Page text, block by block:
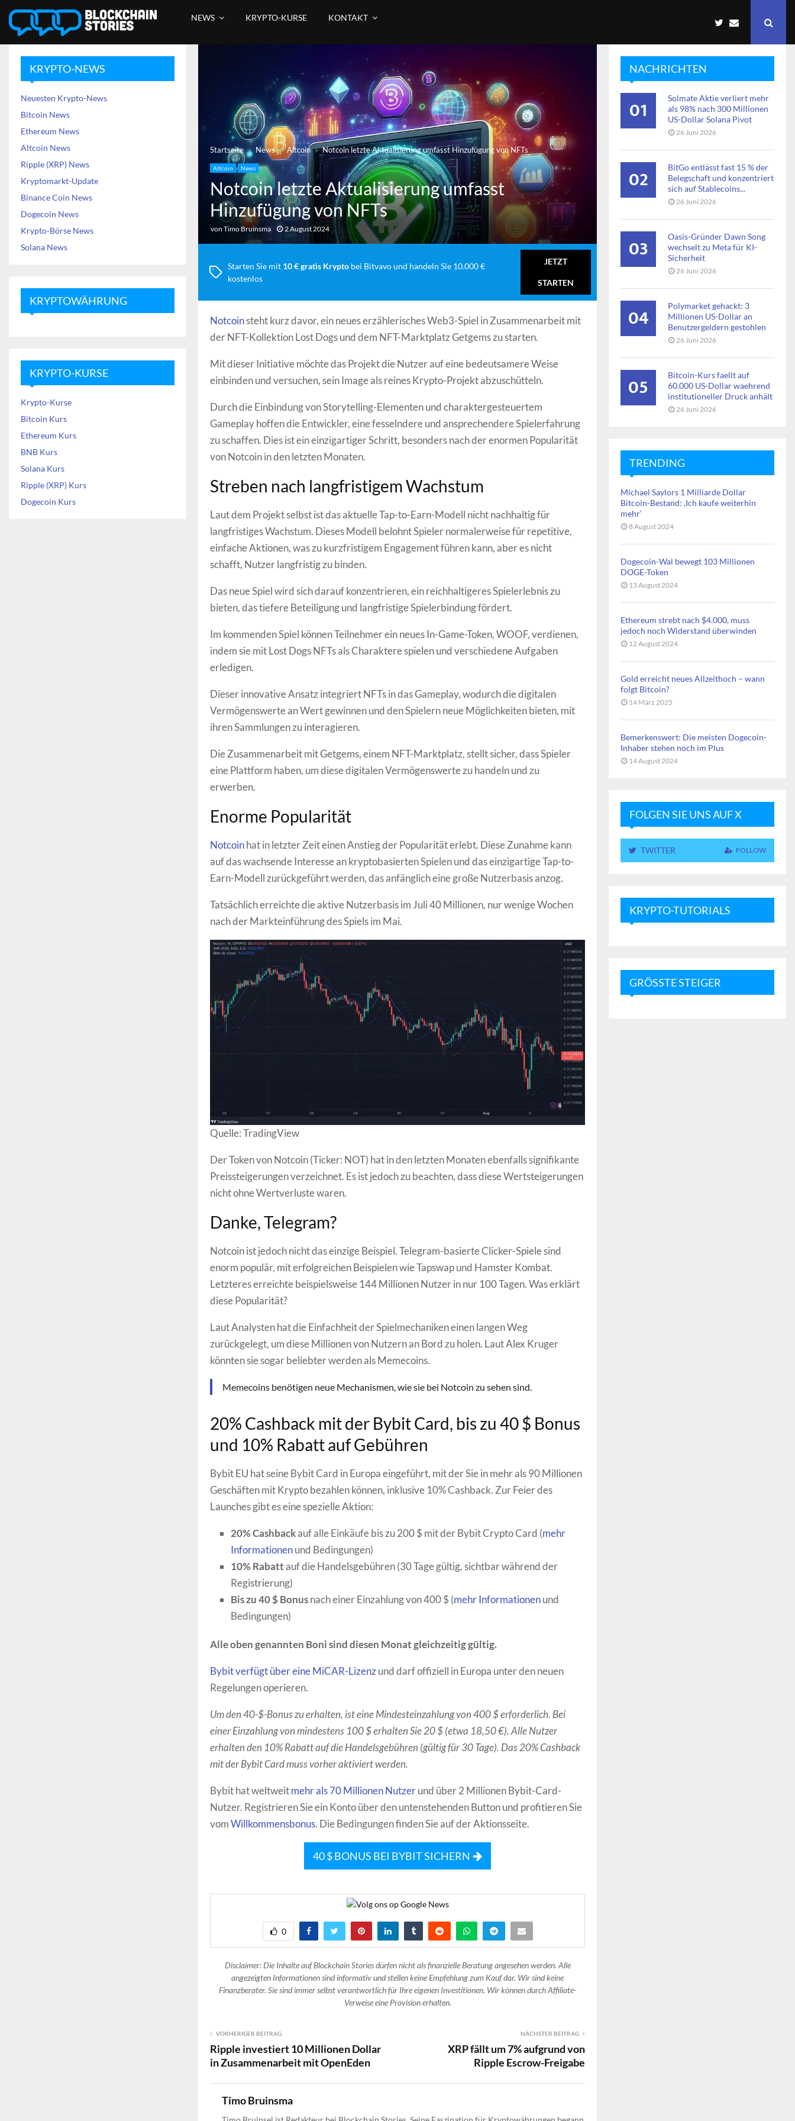
NEWS KRYPTO-KURSE KONTAKT
Startseite News Altcoin Notcoin letzte Aktualisierung umfasst Hinzufügung von NFTs
Altcoin News
Notcoin letzte Aktualisierung umfasst
Hinzufügung von NFTs
von Timo Bruinsma 2 August 2024
Starten Sie mit 10 € gratis Krypto bei Bitvavo und handeln Sie 10.000 €
kostenlos
JETZT
STARTEN
Notcoinsteht kurz davor, ein neues erzählerisches Web3-Spiel in Zusammenarbeit mit
der NFT-Kollektion Lost Dogs und dem NFT-Marktplatz Getgems zu starten.
Mit dieser Initiative möchte das Projekt die Nutzer auf eine bedeutsamere Weise
einbinden und versuchen, sein Image als reines Krypto-Projekt abzuschütteln.
Durch die Einbindung von Storytelling-Elementen und charaktergesteuertem
Gameplay hoffen die Entwickler, eine fesselndere und ansprechendere Spielerfahrung
zu schaffen. Dies ist ein einzigartiger Schritt, besonders nach der enormen Popularität
von Notcoin in den letzten Monaten.
Streben nach langfristigem Wachstum
Laut dem Projekt selbst ist das aktuelle Tap-to-Earn-Modell nicht nachhaltig für
langfristiges Wachstum. Dieses Modell belohnt Spieler normalerweise für repetitive,
einfache Aktionen, was zu kurzfristigem Engagement führen kann, aber es nicht
schafft, Nutzer langfristig zu binden.
Das neue Spiel wird sich darauf konzentrieren, ein reichhaltigeres Spielerlebnis zu
bieten, das tiefere Beteiligung und langfristige Spielerbindung fördert.
Im kommenden Spiel können Teilnehmer ein neues In-Game-Token, WOOF, verdienen,
indem sie mit Lost Dogs NFTs als Charaktere spielen und verschiedene Aufgaben
erledigen.
Dieser innovative Ansatz integriert NFTs in das Gameplay, wodurch die digitalen
Vermögenswerte an Wert gewinnen und den Spielern neue Möglichkeiten bieten, mit
ihren Sammlungen zu interagieren.
Die Zusammenarbeit mit Getgems, einem NFT-Marktplatz, stellt sicher, dass Spieler
eine Plattform haben, um diese digitalen Vermögenswerte zu handeln und zu
erwerben.
Enorme Popularität
Notcoinhat in letzter Zeit einen Anstieg der Popularität erlebt. Diese Zunahme kann
auf das wachsende Interesse an kryptobasierten Spielen und das einzigartige Tap-to-
Earn-Modell zurückgeführt werden, das anfänglich eine große Nutzerbasis anzog.
Tatsächlich erreichte die aktive Nutzerbasis im Juli 40 Millionen, nur wenige Wochen
nach der Markteinführung des Spiels im Mai.
Quelle: TradingView
Der Token von Notcoin (Ticker: NOT) hat in den letzten Monaten ebenfalls signifikante
Preissteigerungen verzeichnet. Es ist jedoch zu beachten, dass diese Wertsteigerungen
nicht ohne Wertverluste waren.
Danke, Telegram?
Notcoin ist jedoch nicht das einzige Beispiel. Telegram-basierte Clicker-Spiele sind
enorm populär, mit erfolgreichen Beispielen wie Tapswap und Hamster Kombat.
Letzteres erreichte beispielsweise 144 Millionen Nutzer in nur 100 Tagen. Was erklärt
diese Popularität?
Laut Analysten hat die Einfachheit der Spielmechaniken einen langen Weg
zurückgelegt, um diese Millionen von Nutzern an Bord zu holen. Laut Alex Kruger
könnten sie sogar beliebter werden als Memecoins.
Memecoins benötigen neue Mechanismen, wie sie bei Notcoin zu sehen sind.
20% Cashback mit der Bybit Card, bis zu 40 $ Bonus
und 10% Rabatt auf Gebühren
Bybit EU hat seine Bybit Card in Europa eingeführt, mit der Sie in mehr als 90 Millionen
Geschäften mit Krypto bezahlen können, inklusive 10% Cashback. Zur Feier des
Launches gibt es eine spezielle Aktion:
20% Cashbackauf alle Einkäufe bis zu 200 $ mit der Bybit Crypto Card (mehr
Informationenund Bedingungen)
10% Rabattauf die Handelsgebühren (30 Tage gültig, sichtbar während der
Registrierung)
Bis zu 40 $ Bonusnach einer Einzahlung von 400 $ (mehr Informationenund
Bedingungen)
Alle oben genannten Boni sind diesen Monat gleichzeitig gültig.
Bybit verfügt über eine MiCAR-Lizenzund darf offiziell in Europa unter den neuen
Regelungen operieren.
Um den 40-$-Bonus zu erhalten, ist eine Mindesteinzahlung von 400 $ erforderlich. Bei
einer Einzahlung von mindestens 100 $ erhalten Sie 20 $ (etwa 18,50 €). Alle Nutzer
erhalten den 10% Rabatt auf die Handelsgebühren (gültig für 30 Tage). Das 20% Cashback
mit der Bybit Card muss vorher aktiviert werden.
Bybit hat weltweitmehr als 70 Millionen Nutzerund über 2 Millionen Bybit-Card-
Nutzer. Registrieren Sie ein Konto über den untenstehenden Button und profitieren Sie
vomWillkommensbonus. Die Bedingungen finden Sie auf der Aktionsseite.
40 $ BONUS BEI BYBIT SICHERN
0
Disclaimer: Die Inhalte auf Blockchain Stories dürfen nicht als finanzielle Beratung angesehen werden. Alle
angezeigten Informationen sind informativ und stellen keine Empfehlung zum Kauf dar. Wir sind keine
Finanzberater. Sie sind immer selbst verantwortlich für Ihre eigenen Investitionen. Wir können durch Affiliate-
Verweise eine Provision erhalten.
VORHERIGER BEITRAG
Ripple investiert 10 Millionen Dollar
in Zusammenarbeit mit OpenEden
NÄCHSTER BEITRAG
XRP fällt um 7% aufgrund von
Ripple Escrow-Freigabe
Timo Bruinsma
KRYPTO-NEWS
Neuesten Krypto-News
Bitcoin News
Ethereum News
Altcoin News
Ripple (XRP) News
Kryptomarkt-Update
Binance Coin News
Dogecoin News
Krypto-Börse News
Solana News
KRYPTOWÄHRUNG
KRYPTO-KURSE
Krypto-Kurse
Bitcoin Kurs
Ethereum Kurs
BNB Kurs
Solana Kurs
Ripple (XRP) Kurs
Dogecoin Kurs
NACHRICHTEN
01
Solmate Aktie verliert mehr
als 98% nach 300 Millionen
US-Dollar Solana Pivot
26 Juni 2026
02
BitGo entlässt fast 15 % der
Belegschaft und konzentriert
sich auf Stablecoins...
26 Juni 2026
03
Oasis-Gründer Dawn Song
wechselt zu Meta für KI-
Sicherheit
26 Juni 2026
04
Polymarket gehackt: 3
Millionen US-Dollar an
Benutzergeldern gestohlen
26 Juni 2026
05
Bitcoin-Kurs faellt auf
60.000 US-Dollar waehrend
institutioneller Druck anhält
26 Juni 2026
TRENDING
Michael Saylors 1 Milliarde Dollar
Bitcoin-Bestand: ‚Ich kaufe weiterhin
mehr‘
8 August 2024
Dogecoin-Wal bewegt 103 Millionen
DOGE-Token
13 August 2024
Ethereum strebt nach $4.000, muss
jedoch noch Widerstand überwinden
12 August 2024
Gold erreicht neues Allzeithoch – wann
folgt Bitcoin?
14 März 2025
Bemerkenswert: Die meisten Dogecoin-
Inhaber stehen noch im Plus
14 August 2024
FOLGEN SIE UNS AUF X
TWITTER FOLLOW
KRYPTO-TUTORIALS
GRÖSSTE STEIGER